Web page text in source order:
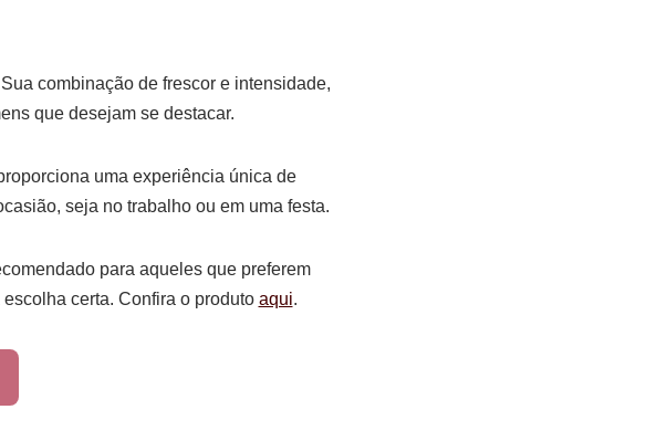
combinação de frescor e intensidade,
que desejam se destacar.
uma experiência única de
seja no trabalho ou em uma festa.
para aqueles que preferem
certa. Confira o produto aqui.